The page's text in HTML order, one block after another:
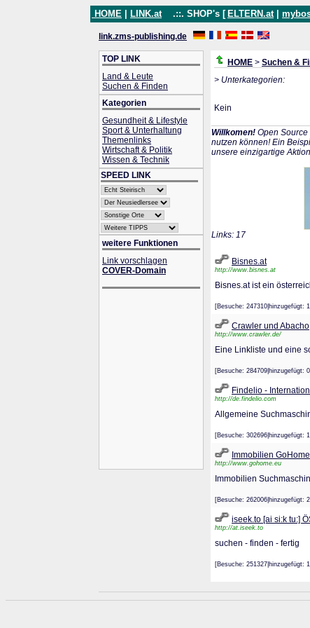
HOME LINK.at .::. SHOP's [ ELTERN.at
link.zms-publishing.de
TOP LINK
Land & Leute
Suchen & Finden
Kategorien
Gesundheit & Lifestyle
Sport & Unterhaltung
Themenlinks
Wirtschaft & Politik
Wissen & Technik
SPEED LINK
weitere Funktionen
Link vorschlagen
COVER-Domain
HOME > Suchen &
> Unterkategorien:
Kein
Willkomen! Open
nutzen können! Ein
unsere einzigartige
Links: 17
Bisnes.at
http://www.bisnes.at
Bisnes.at ist ein
[Besuche:
Crawler und Abacho
http://www.crawler.de/
Eine Linkliste und eine
[Besuche:
Findelio -
http://de.findelio.com
Allgemeine
[Besuche:
Immobilien GoHome
http://www.gohome.eu
Immobilien
[Besuche:
iseek.to [ai si:k tu:]
http://at.iseek.to
suchen - finden - fertig
[Besuche: